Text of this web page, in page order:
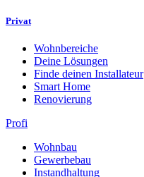
Privat
Wohnbereiche
Deine Lösungen
Finde deinen Installateur
Smart Home
Renovierung
Profi
Wohnbau
Gewerbebau
Instandhaltung